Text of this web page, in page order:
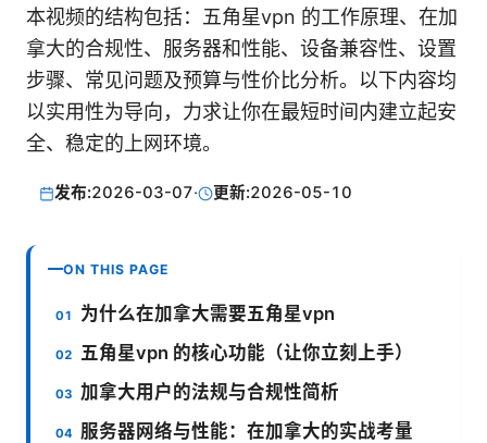
本视频的结构包括：五角星vpn 的工作原理、在加
拿大的合规性、服务器和性能、设备兼容性、设置
步骤、常见问题及预算与性价比分析。以下内容均
以实用性为导向，力求让你在最短时间内建立起安
全、稳定的上网环境。
发布:2026-03-07· 更新:2026-05-10
ON THIS PAGE
为什么在加拿大需要五角星vpn
五角星vpn 的核心功能（让你立刻上手）
加拿大用户的法规与合规性简析
服务器网络与性能：在加拿大的实战考量